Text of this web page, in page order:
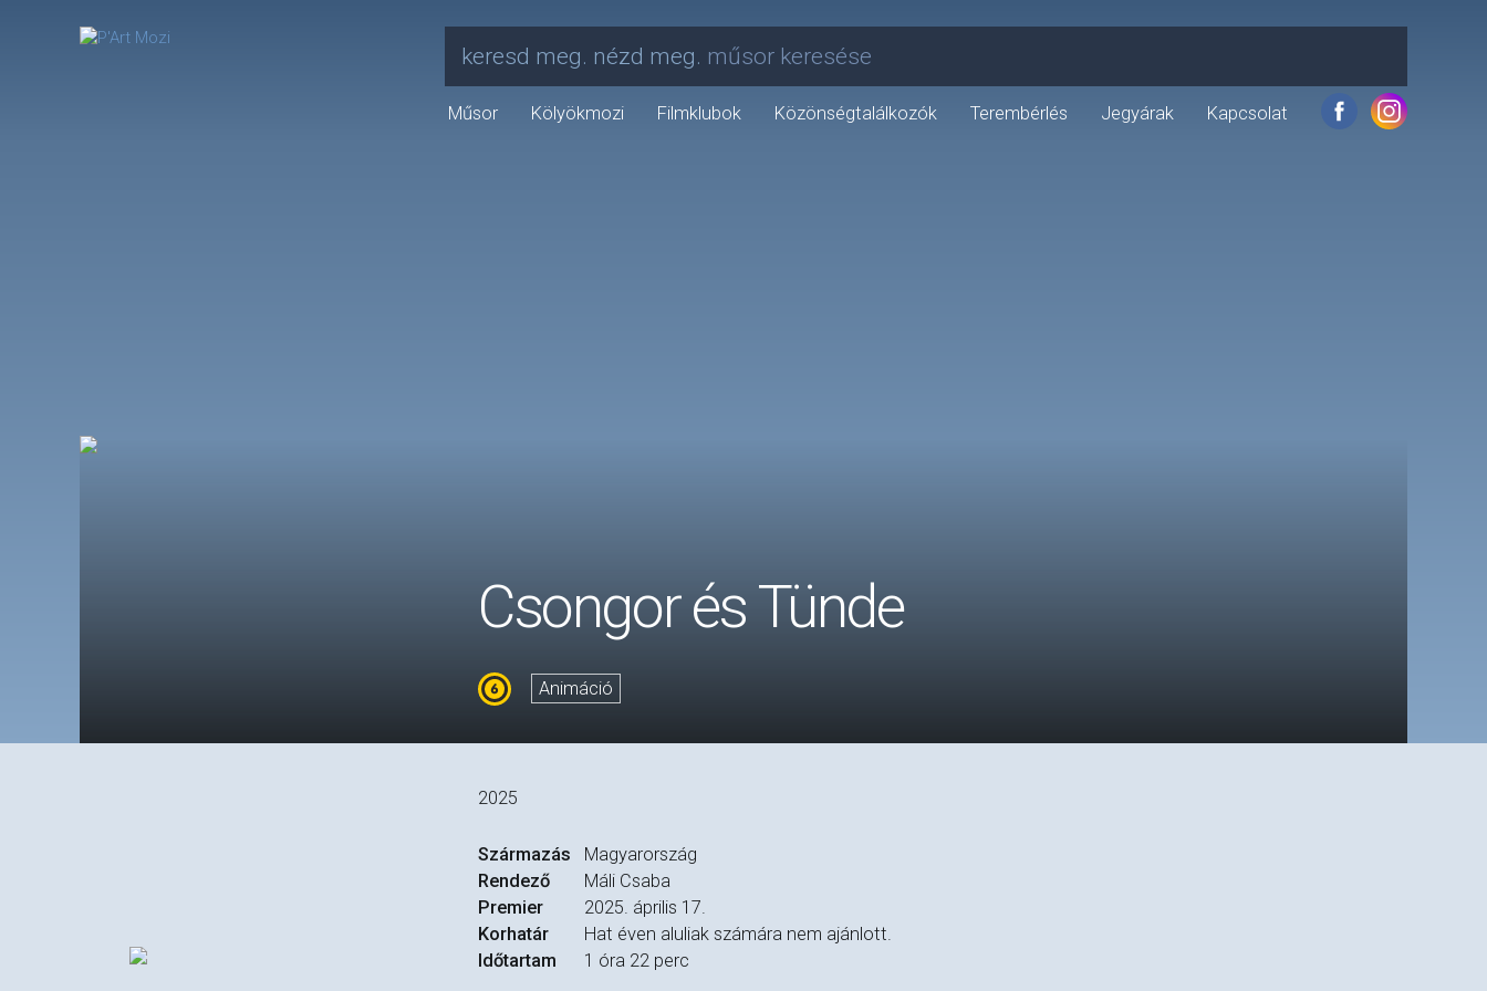
keresd meg. nézd meg. műsor keresése
Műsor Kölyökmozi Filmklubok Közönségtalálkozók Terembérlés Jegyárak Kapcsolat
Csongor és Tünde
Animáció
2025
Származás
Magyarország
Rendező
Máli Csaba
Premier
2025. április 17.
Korhatár
Hat éven aluliak számára nem ajánlott.
Időtartam
1 óra 22 perc